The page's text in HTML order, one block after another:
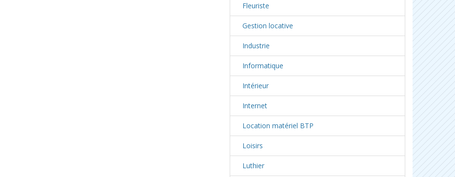
Fleuriste
Gestion locative
Industrie
Informatique
Intérieur
Internet
Location matériel BTP
Loisirs
Luthier